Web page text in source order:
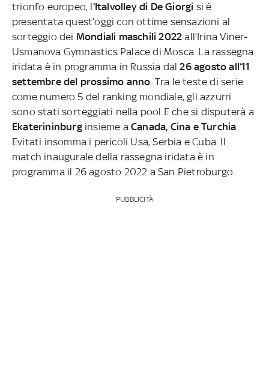
trionfo europeo, l’Italvolley di De Giorgi si è
presentata quest’oggi con ottime sensazioni al
sorteggio dei Mondiali maschili 2022 all’Irina Viner-
Usmanova Gymnastics Palace di Mosca. La rassegna
iridata è in programma in Russia dal 26 agosto all’11
settembre del prossimo anno. Tra le teste di serie
come numero 5 del ranking mondiale, gli azzurri
sono stati sorteggiati nella pool E che si disputerà a
Ekaterininburg insieme a Canada, Cina e Turchia.
Evitati insomma i pericoli Usa, Serbia e Cuba. Il
match inaugurale della rassegna iridata è in
programma il 26 agosto 2022 a San Pietroburgo.
PUBBLICITÀ